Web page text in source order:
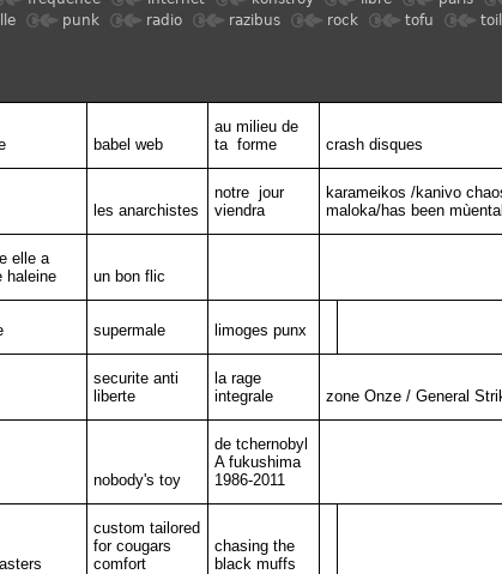
punk radio razibus rock tofu
babel web
au milieu de
ta forme crash disques
les anarchistes
notre jour
viendra
karameikos /kanivo
maloka/has been mùental
elle a
haleine
un bon flic
supermale limoges punx
securite anti
liberte
la rage
integrale
zone Onze / General
nobody's toy
de tchernobyl
A fukushima
1986-2011
custom tailored
for cougars
comfort
chasing the
black muffs